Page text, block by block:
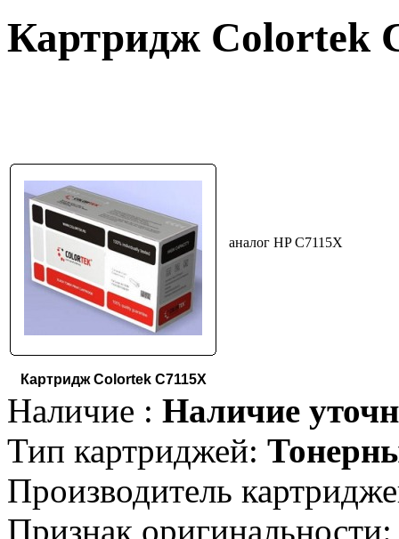
Картридж Colortek
Картридж Colortek C7115X
аналог HP C7115X
Наличие : Наличие
Тип картриджей:
Производитель
Признак оригинальности: